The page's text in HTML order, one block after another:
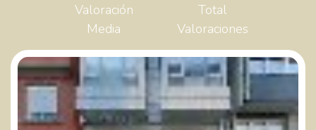
Valoración
Media
Total
Valoraciones